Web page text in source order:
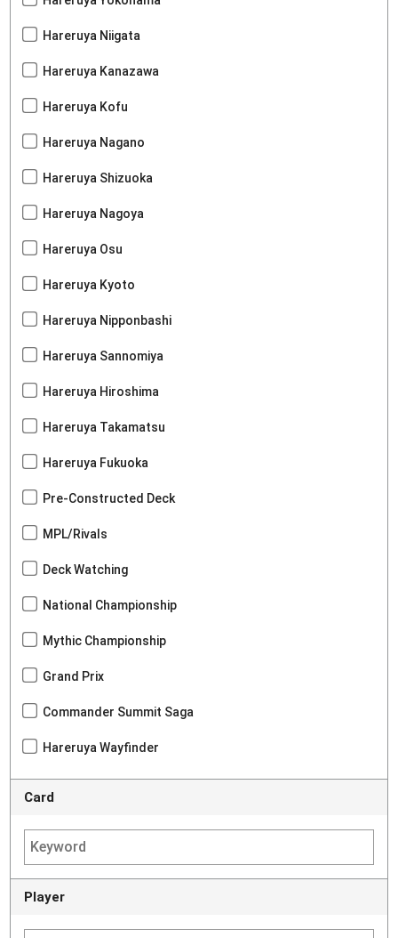
Hareruya Niigata
Hareruya Kanazawa
Hareruya Kofu
Hareruya Nagano
Hareruya Shizuoka
Hareruya Nagoya
Hareruya Osu
Hareruya Kyoto
Hareruya Nipponbashi
Hareruya Sannomiya
Hareruya Hiroshima
Hareruya Takamatsu
Hareruya Fukuoka
Pre-Constructed Deck
MPL/Rivals
Deck Watching
National Championship
Mythic Championship
Grand Prix
Commander Summit Saga
Hareruya Wayfinder
Card
Player